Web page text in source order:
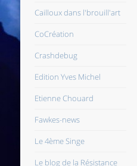
Cailloux dans l'brouill'art
CoCréation
Crashdebug
Edition Yves Michel
Etienne Chouard
Fawkes-news
Le 4ème Singe
Le blog de la Résistance